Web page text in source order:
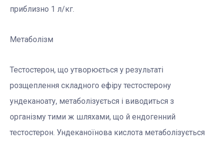
приблизно 1 л/кг.
Метаболізм
Тестостерон, що утворюється у результаті
розщеплення складного ефіру тестостерону
ундеканоату, метаболізується і виводиться з
організму тими ж шляхами, що й ендогенний
тестостерон. Ундеканоїнова кислота метаболізується